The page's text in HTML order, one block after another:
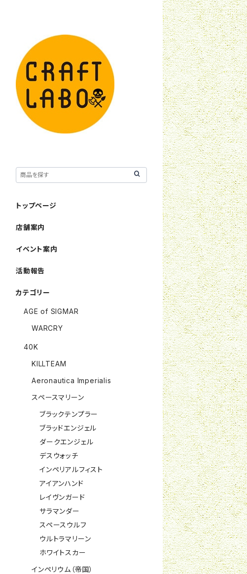
トップページ
店舗案内
イベント案内
活動報告
カテゴリー
AGE of SIGMAR
WARCRY
40K
KILLTEAM
Aeronautica Imperialis
スペースマリーン
ブラックテンプラー
ブラッドエンジェル
ダークエンジェル
デスウォッチ
インペリアルフィスト
アイアンハンド
レイヴンガード
サラマンダー
スペースウルフ
ウルトラマリーン
ホワイトスカー
インペリウム（帝国）